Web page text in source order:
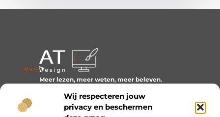
Wij respecteren jouw
privacy en beschermen
Meer lezen, meer weten, meer beleven.
het dagelijks leven boeiend maakt.